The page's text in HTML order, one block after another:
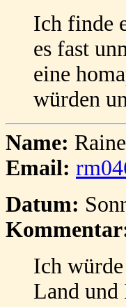
Ich finde
es fast
eine
würden
Name:
Email:
Datum:
Ich
Land und